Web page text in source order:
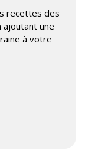
recettes des
ajoutant une
à votre